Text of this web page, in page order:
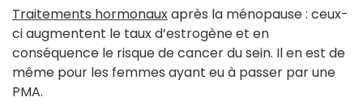
Traitements hormonauxaprès la ménopause : ceux-
ci augmentent le taux d’estrogène et en
conséquence le risque de cancer du sein. Il en est de
même pour les femmes ayant eu à passer par une
PMA.